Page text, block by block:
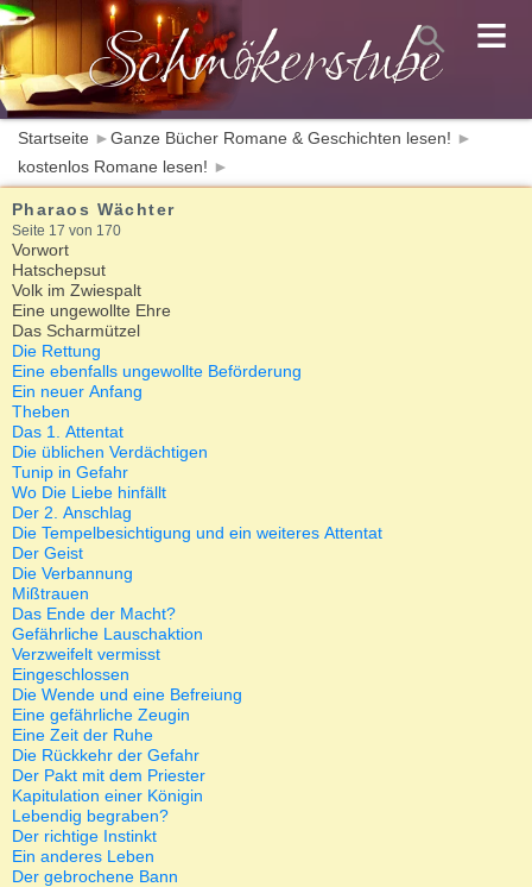
Startseite ► Ganze Bücher Romane & Geschichten lesen! ►
kostenlos Romane lesen! ►
Pharaos Wächter
Seite 17 von 170
Vorwort
Hatschepsut
Volk im Zwiespalt
Eine ungewollte Ehre
Das Scharmützel
Die Rettung
Eine ebenfalls ungewollte Beförderung
Ein neuer Anfang
Theben
Das 1. Attentat
Die üblichen Verdächtigen
Tunip in Gefahr
Wo Die Liebe hinfällt
Der 2. Anschlag
Die Tempelbesichtigung und ein weiteres Attentat
Der Geist
Die Verbannung
Mißtrauen
Das Ende der Macht?
Gefährliche Lauschaktion
Verzweifelt vermisst
Eingeschlossen
Die Wende und eine Befreiung
Eine gefährliche Zeugin
Eine Zeit der Ruhe
Die Rückkehr der Gefahr
Der Pakt mit dem Priester
Kapitulation einer Königin
Lebendig begraben?
Der richtige Instinkt
Ein anderes Leben
Der gebrochene Bann
≡